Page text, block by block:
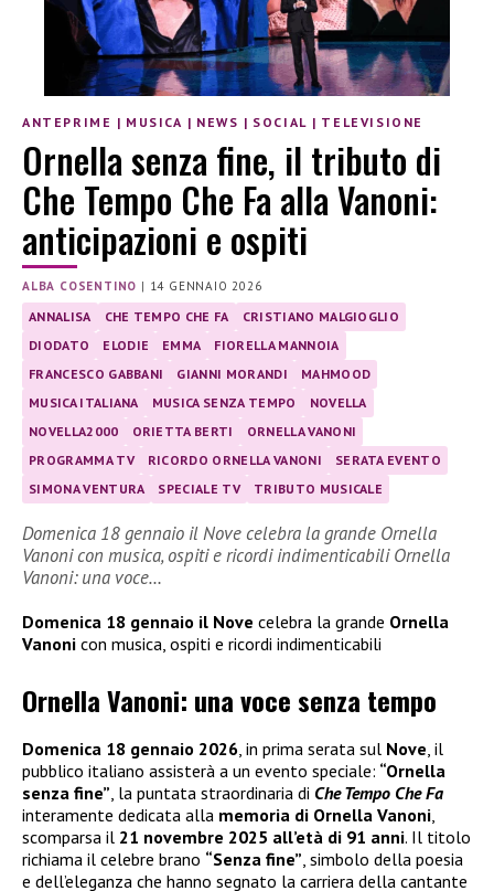
ANTEPRIME | MUSICA | NEWS | SOCIAL | TELEVISIONE
Ornella senza fine, il tributo di
Che Tempo Che Fa alla Vanoni:
anticipazioni e ospiti
ALBA COSENTINO | 14 GENNAIO 2026
ANNALISA CHE TEMPO CHE FA
CRISTIANO MALGIOGLIO
DIODATO
ELODIE EMMA
FIORELLA MANNOIA
FRANCESCO GABBANI
GIANNI MORANDI
MAHMOOD
MUSICA ITALIANA
MUSICA SENZA TEMPO
NOVELLA
NOVELLA2000
ORIETTA BERTI
ORNELLA VANONI
PROGRAMMA TV
RICORDO ORNELLA VANONI
SERATA EVENTO
SIMONA VENTURA
SPECIALE TV TRIBUTO MUSICALE
Domenica 18 gennaio il Nove celebra la grande Ornella
Vanoni con musica, ospiti e ricordi indimenticabili Ornella
Vanoni: una voce…
Domenica 18 gennaio il Nove celebra la grande Ornella
Vanoni con musica, ospiti e ricordi indimenticabili
Ornella Vanoni: una voce senza tempo
Domenica 18 gennaio 2026 , in prima serata sul Nove , il
pubblico italiano assisterà a un evento speciale: “Ornella
senza fine” , la puntata straordinaria di Che Tempo Che Fa
interamente dedicata alla memoria di Ornella Vanoni
scomparsa il 21 novembre 2025 all’età di 91 anni. Il titolo
richiama il celebre brano “Senza fine” , simbolo della poesia
e dell’eleganza che hanno segnato la carriera della cantante